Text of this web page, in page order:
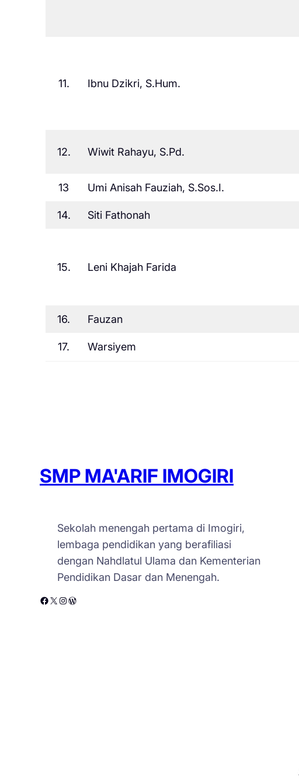
11. Ibnu Dzikri, S.Hum.
12. Wiwit Rahayu, S.Pd.
13 Umi Anisah Fauziah, S.Sos.I.
14. Siti Fathonah
15. Leni Khajah Farida
16. Fauzan
17. Warsiyem
SMP MA'ARIF IMOGIRI
Sekolah menengah pertama di Imogiri,
lembaga pendidikan yang berafiliasi
dengan Nahdlatul Ulama dan Kementerian
Pendidikan Dasar dan Menengah.
Facebook X Instagram WordPress